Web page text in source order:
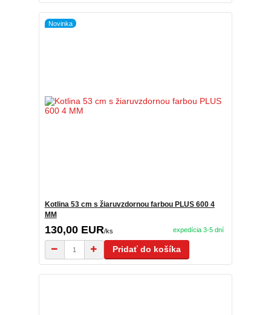
Novinka
Kotlina 53 cm s žiaruvzdornou farbou PLUS 600 4
MM
130,00 EUR/ks expedícia 3-5 dní
Pridať do košíka